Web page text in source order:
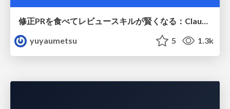
yuyaumetsu
5 1.3k